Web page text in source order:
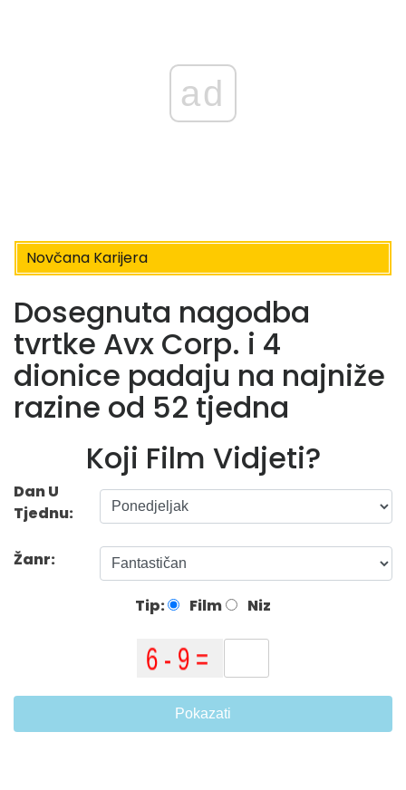
ad
Novčana Karijera
Dosegnuta nagodba
tvrtke Avx Corp. i 4
dionice padaju na najniže
razine od 52 tjedna
Koji Film Vidjeti?
Dan U
Tjednu:
Žanr:
Tip: Film Niz
Pokazati